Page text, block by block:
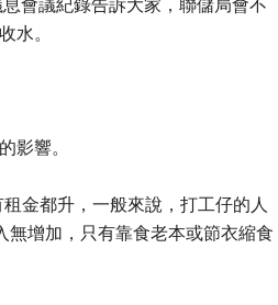
會議紀錄告訴大家，聯儲局會不
水。
影響。
金都升，一般來說，打工仔的人
無增加，只有靠食老本或節衣縮食